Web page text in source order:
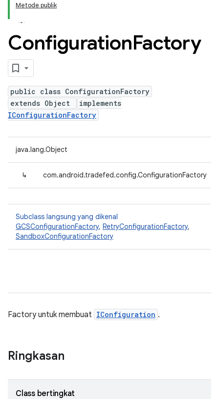
Metode publik
ConfigurationFactory
public class ConfigurationFactory
extends Object
implements
IConfigurationFactory
java.lang.Object
↳ com.android.tradefed.config.ConfigurationFactory
Subclass langsung yang dikenal
GCSConfigurationFactory, RetryConfigurationFactory,
SandboxConfigurationFactory
Factory untuk membuat IConfiguration .
Ringkasan
Class bertingkat